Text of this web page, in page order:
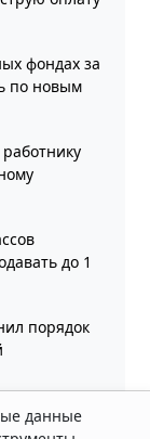
фондах за
по новым
до 1
порядок
данные